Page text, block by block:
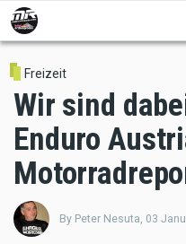
Skip
to
main
content
Freizeit
Wir sind
Enduro
By Peter Nesuta 03